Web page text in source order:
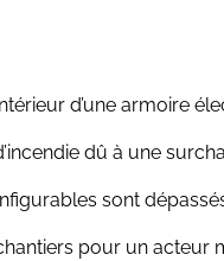
d’une armoire
dû à une
sont
pour un acteur